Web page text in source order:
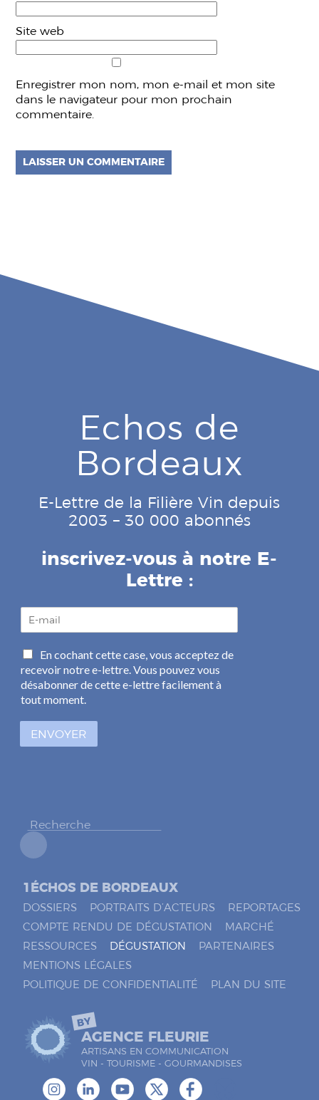
Site web
Enregistrer mon nom, mon e-mail et mon site
dans le navigateur pour mon prochain
commentaire.
Echos de
Bordeaux
E-Lettre de la Filière Vin depuis
2003 – 30 000 abonnés
inscrivez-vous à notre E-
Lettre :
a
i
l
*
C
a
s
e
à
En cochant cette case, vous acceptez de
recevoir notre e-lettre. Vous pouvez vous
désabonner de cette e-lettre facilement à
tout moment.
ENVOYER
1ÉCHOS DE BORDEAUX
DOSSIERS PORTRAITS D’ACTEURS
REPORTAGES
COMPTE RENDU DE DÉGUSTATION
MARCHÉ
RESSOURCES
DÉGUSTATION
PARTENAIRES
MENTIONS LÉGALES
POLITIQUE DE CONFIDENTIALITÉ
PLAN DU SITE
BY
AGENCE FLEURIE
ARTISANS EN COMMUNICATION
VIN - TOURISME - GOURMANDISES